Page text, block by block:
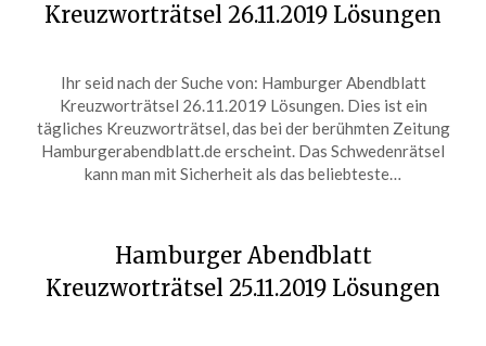
Kreuzworträtsel 26.11.2019 Lösungen
on
November
26,
2019
ardit
Ihr seid nach der Suche von: Hamburger Abendblatt
Kreuzworträtsel 26.11.2019 Lösungen. Dies ist ein
tägliches Kreuzworträtsel, das bei der berühmten Zeitung
Hamburgerabendblatt.de erscheint. Das Schwedenrätsel
kann man mit Sicherheit als das beliebteste…
Hamburger Abendblatt
Kreuzworträtsel 25.11.2019 Lösungen